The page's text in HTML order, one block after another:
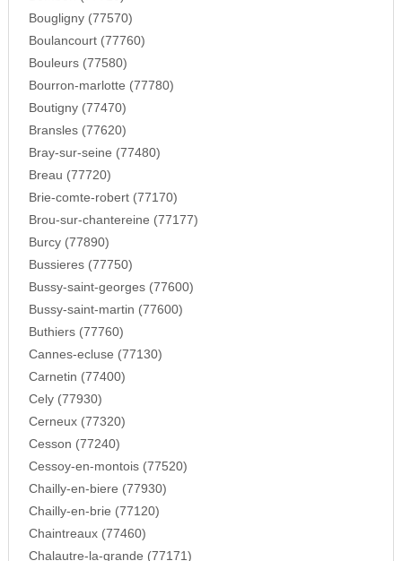
Bougligny (77570)
Boulancourt (77760)
Bouleurs (77580)
Bourron-marlotte (77780)
Boutigny (77470)
Bransles (77620)
Bray-sur-seine (77480)
Breau (77720)
Brie-comte-robert (77170)
Brou-sur-chantereine (77177)
Burcy (77890)
Bussieres (77750)
Bussy-saint-georges (77600)
Bussy-saint-martin (77600)
Buthiers (77760)
Cannes-ecluse (77130)
Carnetin (77400)
Cely (77930)
Cerneux (77320)
Cesson (77240)
Cessoy-en-montois (77520)
Chailly-en-biere (77930)
Chailly-en-brie (77120)
Chaintreaux (77460)
Chalautre-la-grande (77171)